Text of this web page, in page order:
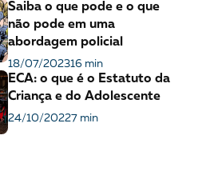
Saiba o que pode e o que
não pode em uma
abordagem policial
18/07/202316 min
ECA: o que é o Estatuto da
Criança e do Adolescente
24/10/20227 min